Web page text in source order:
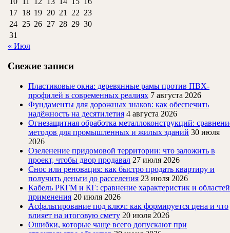
17 18 19 20 21 22 23
24 25 26 27 28 29 30
31
« Июл
Свежие записи
Пластиковые окна: деревянные рамы против ПВХ-
профилей в современных реалиях 7 августа 2026
Фундаменты для дорожных знаков: как обеспечить
надёжность на десятилетия 4 августа 2026
Огнезащитная обработка металлоконструкций:
методов для промышленных и жилых зданий 30 июля
2026
Озеленение придомовой территории: что заложить в
проект, чтобы двор продавал 27 июля 2026
Снос или реновация: как быстро продать квартиру и
получить деньги до расселения 23 июля 2026
Кабель РКГМ и КГ: сравнение характеристик и областей
применения 20 июля 2026
Асфальтирование под ключ: как формируется цена и что
влияет на итоговую смету 20 июля 2026
Ошибки, которые чаще всего допускают при